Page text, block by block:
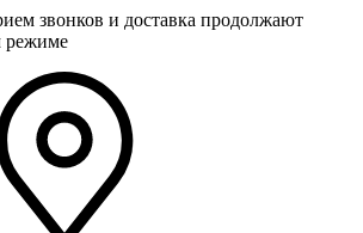
звонков и доставка продолжают
режиме